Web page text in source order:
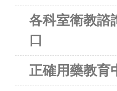
各科室衛教諮
口
正確用藥教育